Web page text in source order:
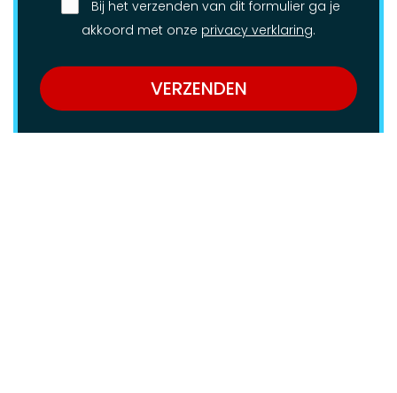
Bij het verzenden van dit formulier ga je
akkoord met onze privacy verklaring.